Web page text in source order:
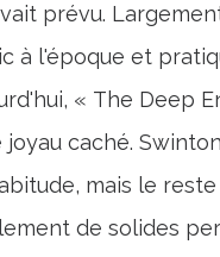
prévu.
à l'époque et
« The Deep
caché.
mais le
de solides